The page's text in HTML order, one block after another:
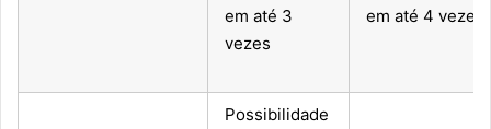
em até 3
vezes
em até 4 vezes
Possibilidade